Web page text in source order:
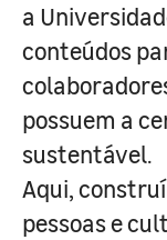
a
conteúdos
possuem a
sustentável.
Aqui,
pessoas e